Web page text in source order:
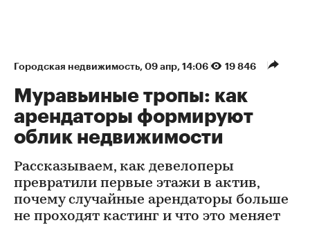
Городская недвижимость 09 апр, 14:06 19 846
Муравьиные тропы: как
арендаторы формируют
облик недвижимости
Рассказываем, как девелоперы
превратили первые этажи в актив,
почему случайные арендаторы больше
не проходят кастинг и что это меняет